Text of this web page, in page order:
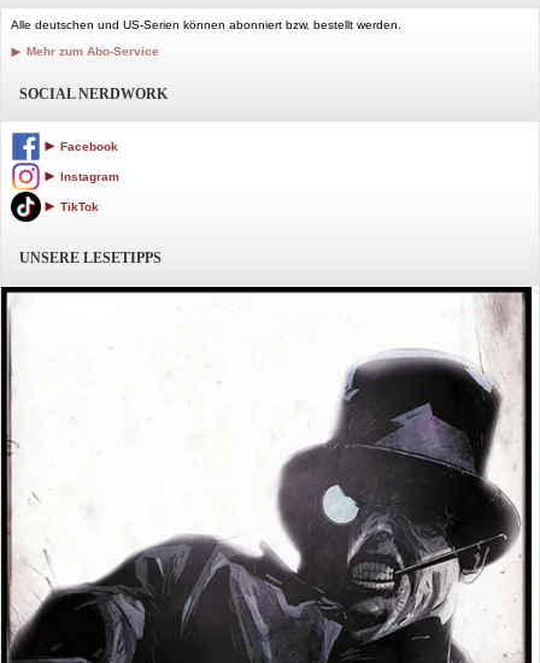
Alle deutschen und US-Serien können abonniert bzw. bestellt werden.
Mehr zum Abo-Service
SOCIAL NERDWORK
Facebook
Instagram
TikTok
UNSERE LESETIPPS